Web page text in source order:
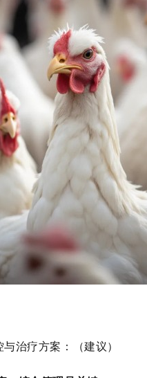
治疗方案：（建议）